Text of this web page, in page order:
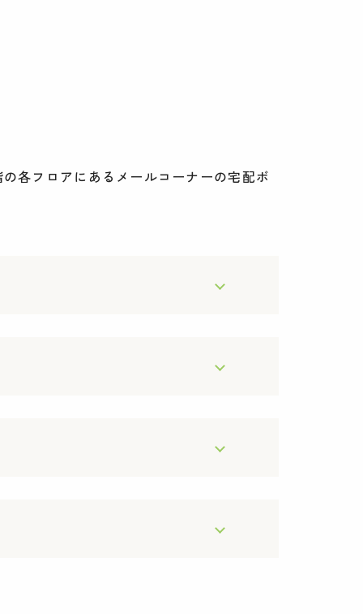
各フロアにあるメールコーナーの宅配ボ